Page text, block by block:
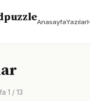
AnasayfaYazılar
1 / 13